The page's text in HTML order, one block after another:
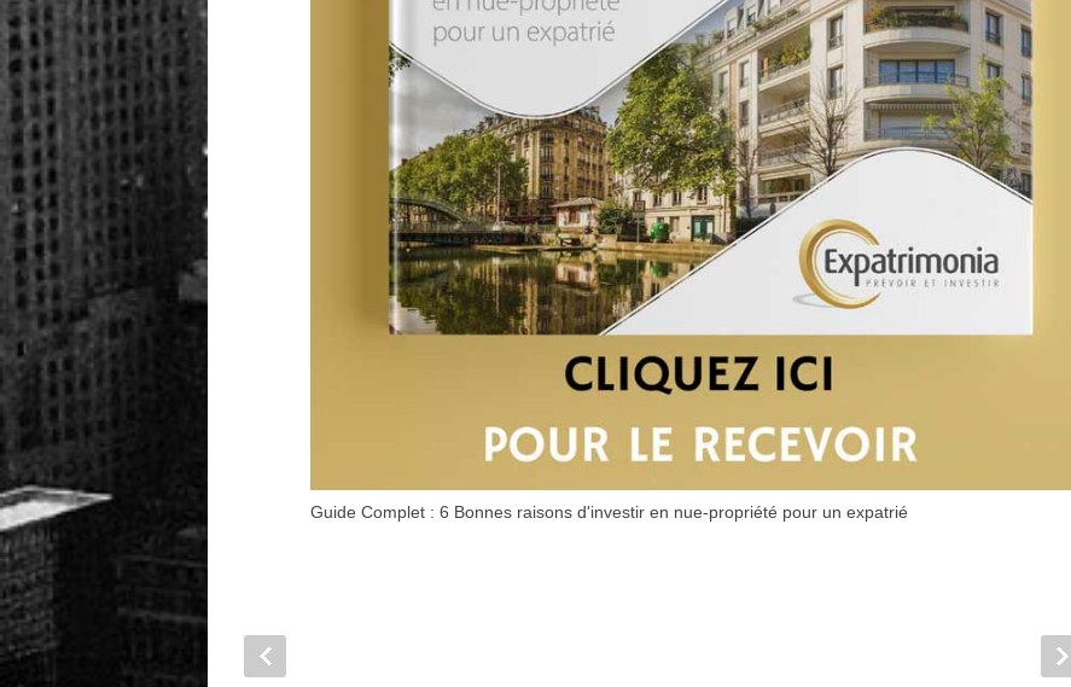
Guide Complet : 6 Bonnes raisons d'investir en nue-propriété pour un expatrié